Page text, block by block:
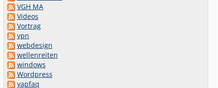
VGH MA
Videos
Vortrag
vpn
webdesign
wellenreiten
windows
Wordpress
yapfaq